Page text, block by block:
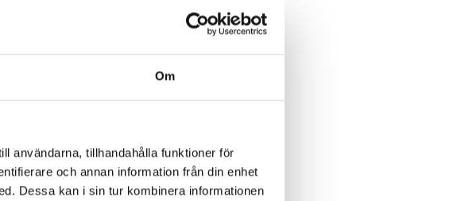
Om
användarna, tillhandahålla funktioner för
och annan information från din enhet
Dessa kan i sin tur kombinera informationen